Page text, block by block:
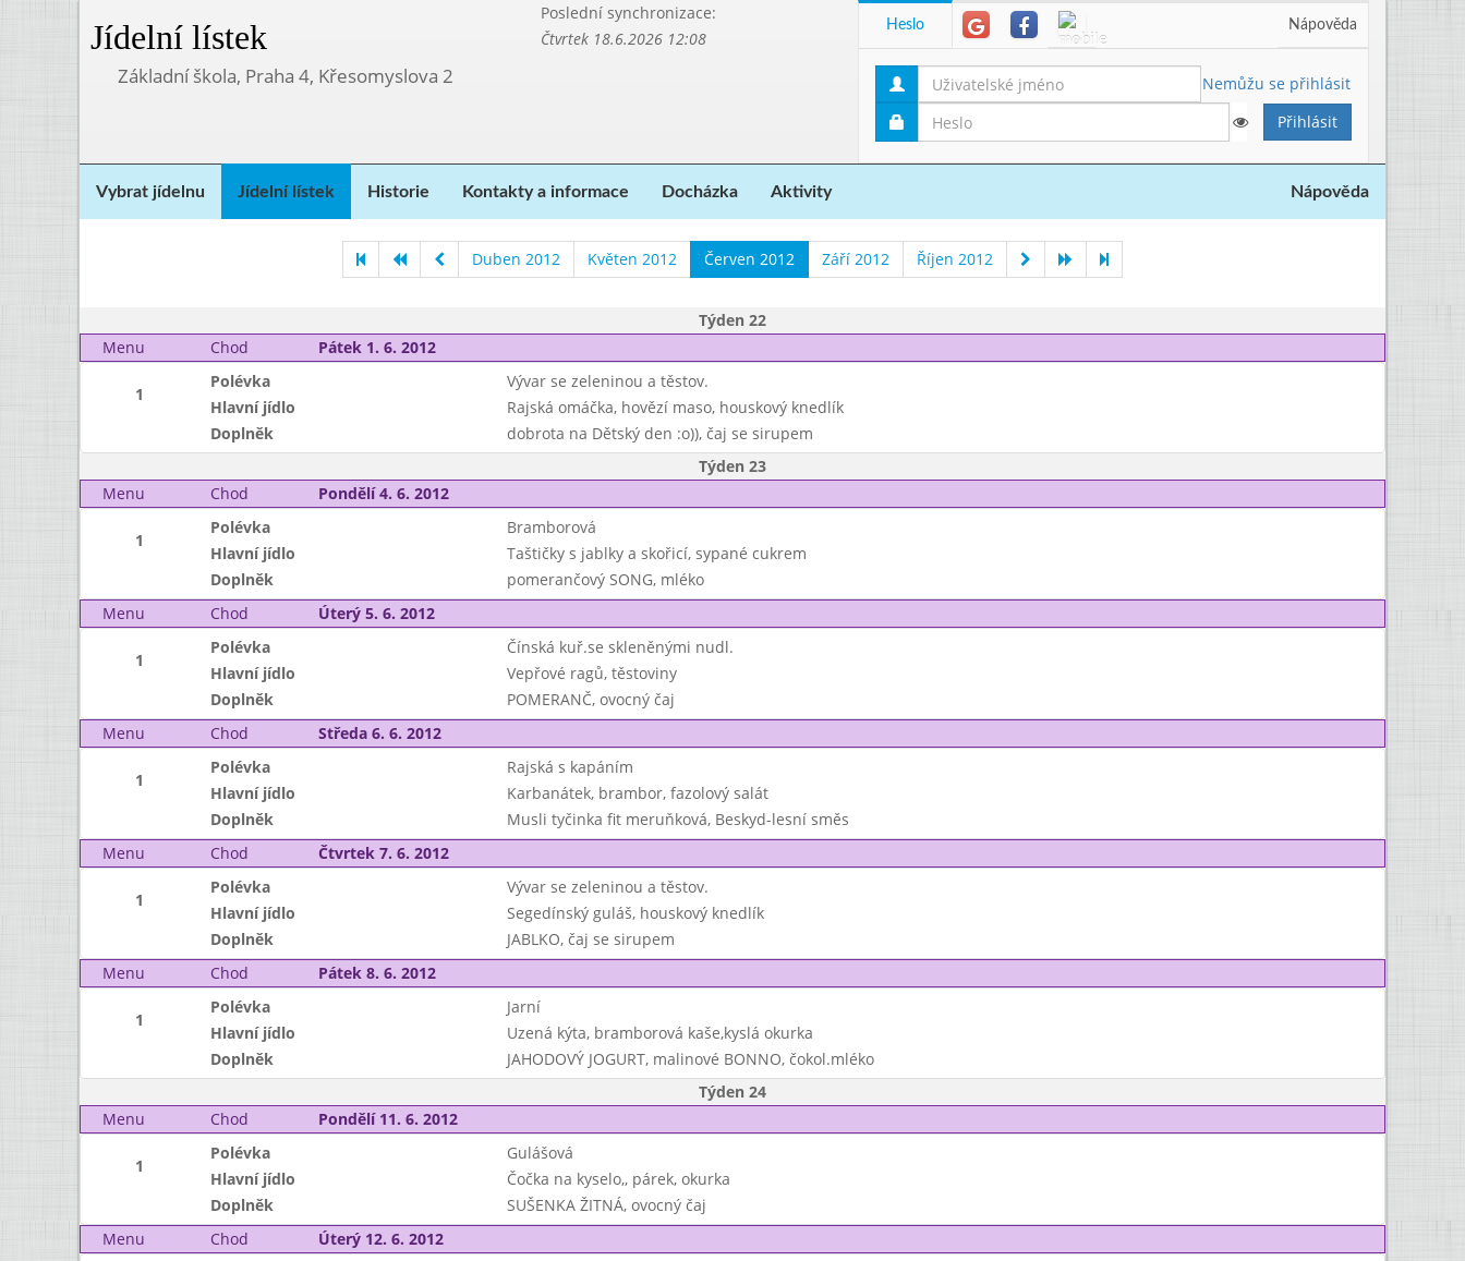
Jídelní lístek
Poslední synchronizace:
Čtvrtek 18.6.2026 12:08
Základní škola, Praha 4, Křesomyslova 2
Heslo Nápověda
Nemůžu se přihlásit
Vybrat jídelnu Jídelní lístek Historie Kontakty a informace Docházka Aktivity Nápověda
Duben 2012 Květen 2012 Červen 2012 Září 2012 Říjen 2012
Týden 22
Menu
Chod Pátek 1. 6. 2012
1
Polévka
Vývar se zeleninou a těstov.
Hlavní jídlo
Rajská omáčka, hovězí maso, houskový knedlík
Doplněk
dobrota na Dětský den :o)), čaj se sirupem
Týden 23
Menu
Chod Pondělí 4. 6. 2012
1
Polévka
Bramborová
Hlavní jídlo
Taštičky s jablky a skořicí, sypané cukrem
Doplněk
pomerančový SONG, mléko
Menu
Chod Úterý 5. 6. 2012
1
Polévka
Čínská kuř.se skleněnými nudl.
Hlavní jídlo
Vepřové ragů, těstoviny
Doplněk
POMERANČ, ovocný čaj
Menu
Chod Středa 6. 6. 2012
1
Polévka
Rajská s kapáním
Hlavní jídlo
Karbanátek, brambor, fazolový salát
Doplněk
Musli tyčinka fit meruňková, Beskyd-lesní směs
Menu
Chod Čtvrtek 7. 6. 2012
1
Polévka
Vývar se zeleninou a těstov.
Hlavní jídlo
Segedínský guláš, houskový knedlík
Doplněk
JABLKO, čaj se sirupem
Menu
Chod Pátek 8. 6. 2012
1
Polévka
Jarní
Hlavní jídlo
Uzená kýta, bramborová kaše,kyslá okurka
Doplněk
JAHODOVÝ JOGURT, malinové BONNO, čokol.mléko
Týden 24
Menu
Chod Pondělí 11. 6. 2012
1
Polévka
Gulášová
Hlavní jídlo
Čočka na kyselo,, párek, okurka
Doplněk
SUŠENKA ŽITNÁ, ovocný čaj
Menu
Chod Úterý 12. 6. 2012